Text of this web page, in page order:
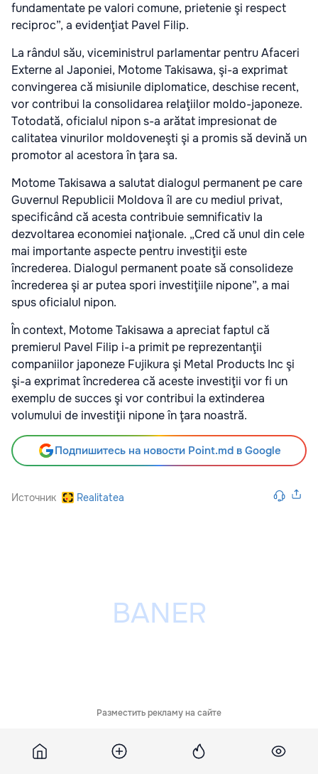
fundamentate pe valori comune, prietenie şi respect
reciproc”, a evidenţiat Pavel Filip.
La rândul său, viceministrul parlamentar pentru Afaceri
Externe al Japoniei, Motome Takisawa, şi-a exprimat
convingerea că misiunile diplomatice, deschise recent,
vor contribui la consolidarea relaţiilor moldo-japoneze.
Totodată, oficialul nipon s-a arătat impresionat de
calitatea vinurilor moldoveneşti şi a promis să devină un
promotor al acestora în ţara sa.
Motome Takisawa a salutat dialogul permanent pe care
Guvernul Republicii Moldova îl are cu mediul privat,
specificând că acesta contribuie semnificativ la
dezvoltarea economiei naţionale. „Cred că unul din cele
mai importante aspecte pentru investiţii este
încrederea. Dialogul permanent poate să consolideze
încrederea şi ar putea spori investiţiile nipone”, a mai
spus oficialul nipon.
În context, Motome Takisawa a apreciat faptul că
premierul Pavel Filip i-a primit pe reprezentanţii
companiilor japoneze Fujikura şi Metal Products Inc şi
şi-a exprimat încrederea că aceste investiţii vor fi un
exemplu de succes şi vor contribui la extinderea
volumului de investiţii nipone în ţara noastră.
Подпишитесь на новости Point.md в Google
Источник Realitatea
Разместить рекламу на сайте
Похожие новости